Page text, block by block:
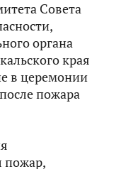
Совета
органа
края
в церемонии
пожара
пожар,